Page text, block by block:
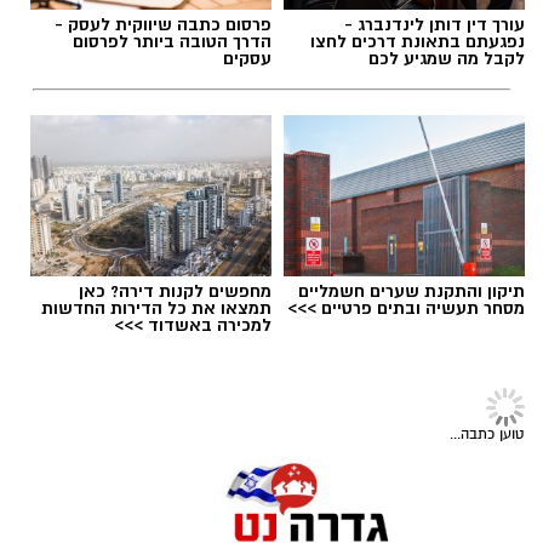
במוזיאון מציינים כי הם מחפשים מועמד או מועמדת
הפעילות החינוכית והקהילתית של אחד ממוסדות
התרבות הבולטים בעיר.
לפרטים המלאים ולהגשת מועמדות ניתן להיכנס
לעמוד הדרושים של החברה העירונית:
להגשת מועמדות לחצו כאן
יש לכם מידע חשוב שטרם נחשף? צילומים מאירוע
חדשותי? מצאתם טעות בכתבה? נשמח שתשתפו
תגים:משרד הבריאות, חומרים מסוכנים, מרכז
צילומים: משרד הבריאות
עורך דין דותן לינדנברג -
נפגעתם בתאונת דרכים לחצו
פרסום כתבה שיווקית לעסק -
הדרך הטובה ביותר לפרסום
חדשות גדרה
אפרת אברג’ל מונתה למנהלת
האולפנה החדשה בגדרה